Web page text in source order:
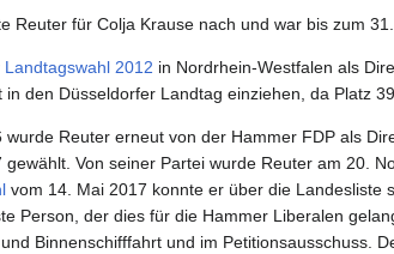
Reuter für Colja Krause nach und war bis zum
Landtagswahl 2012 in Nordrhein-Westfalen als
den Düsseldorfer Landtag einziehen, da Platz
wurde Reuter erneut von der Hammer FDP als
Von seiner Partei wurde Reuter am 20.
vom 14. Mai 2017 konnte er über die Landesliste
Person, der dies für die Hammer Liberalen
Binnenschifffahrt und im Petitionsausschuss.